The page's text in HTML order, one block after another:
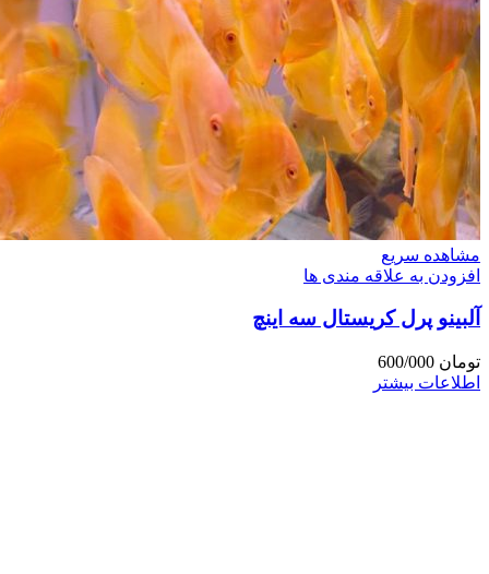
مشاهده سریع
افزودن به علاقه مندی ها
آلبینو پرل کریستال سه اینچ
تومان
اطلاعات بیشتر